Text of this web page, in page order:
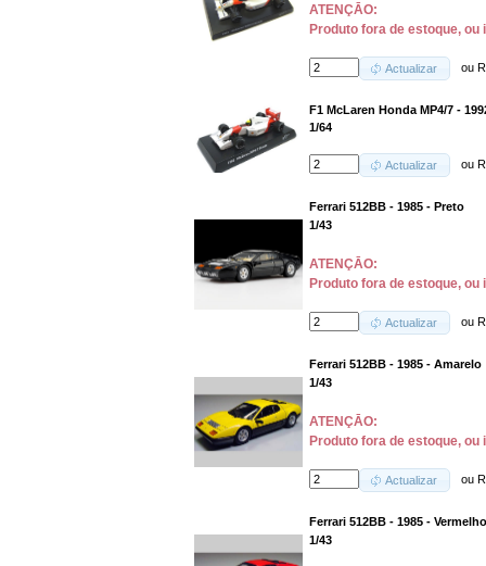
ATENÇĀO:
Produto fora de estoque, ou
Actualizar ou
F1 McLaren Honda MP4/7 -
1/64
Actualizar ou
Ferrari 512BB - 1985 - Preto
1/43
ATENÇĀO:
Produto fora de estoque, ou
Actualizar ou
Ferrari 512BB - 1985 - Amarelo
1/43
ATENÇĀO:
Produto fora de estoque, ou
Actualizar ou
Ferrari 512BB - 1985 - Vermelho
1/43